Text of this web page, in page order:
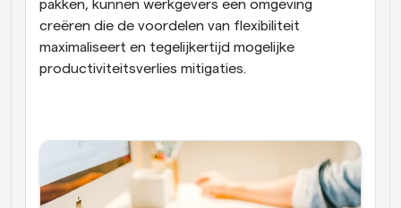
pakken, kunnen werkgevers een omgeving
creëren die de voordelen van flexibiliteit
maximaliseert en tegelijkertijd mogelijke
productiviteitsverlies mitigaties.